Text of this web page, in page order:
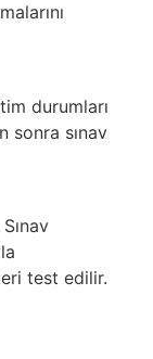
durumları
sonra sınav
test edilir.